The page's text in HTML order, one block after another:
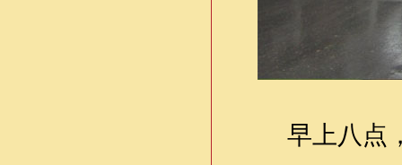
早上八点，